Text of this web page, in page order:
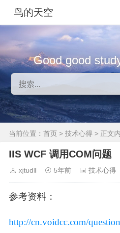
鸟的天空
Good good
当前位置： 首页 > 技术心得 > 正文
IIS WCF 调用COM问题
xjtudll 5年前 技术心得
参考资料：
http://cn.voidcc.com/